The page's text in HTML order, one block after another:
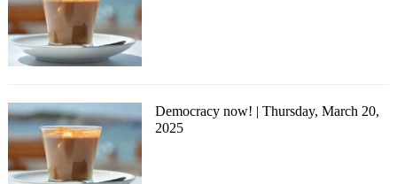
Democracy now! | Thursday, March 20,
2025